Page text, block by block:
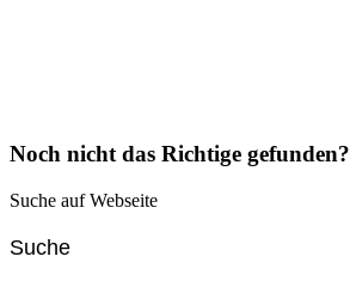
Noch nicht das Richtige gefunden?
Suche auf Webseite